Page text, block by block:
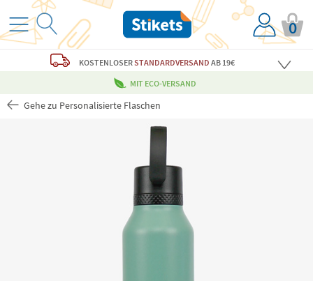
0
KOSTENLOSERSTANDARDVERSAND AB 19€
MIT ECO-VERSAND
Gehe zu Personalisierte Flaschen